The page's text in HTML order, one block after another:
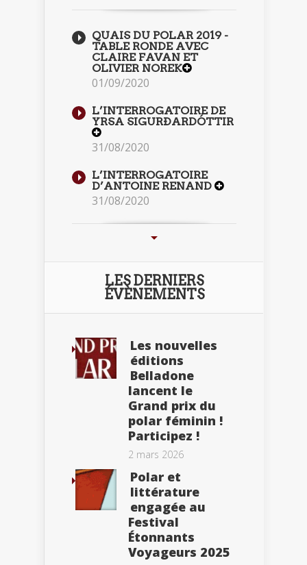
QUAIS DU POLAR 2019 -
TABLE RONDE AVEC
CLAIRE FAVAN ET
OLIVIER NOREK
01/09/2020
L’INTERROGATOIRE DE
YRSA SIGURÐARDÓTTIR
31/08/2020
L’INTERROGATOIRE
D’ANTOINE RENAND
31/08/2020
LES DERNIERS
ÉVÈNEMENTS
Les nouvelles
éditions
Belladone
lancent le
Grand prix du
polar féminin !
Participez !
2 mars 2026
Polar et
littérature
engagée au
Festival
Étonnants
Voyageurs 2025